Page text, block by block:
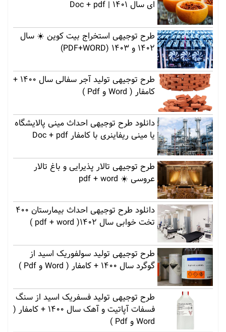
ای سال 1401 | Doc + pdf
طرح توجیهی استخراج بیت کوین ☀️ سال
1402 و 1403 (PDF+WORD)
طرح توجیهی تولید آجر سفالی سال 1400 +
کامفار ( Word و Pdf )
دانلود طرح توجیهی احداث مینی پالایشگاه
یا مینی ریفاینری با کامفار Doc + pdf
طرح توجیهی تالار پذیرایی و باغ تالار
عروسی ☀️ pdf + word
دانلود طرح توجیهی احداث بیمارستان 400
تخت خوابی سال 1402( pdf + word )
طرح توجیهی تولید سولفوریک اسید از
گوگرد سال 1400 + کامفار ( Word و Pdf )
طرح توجیهی تولید فسفریک اسید از سنگ
فسفات آپاتیت و آهک سال 1400 + کامفار (
Word و Pdf )